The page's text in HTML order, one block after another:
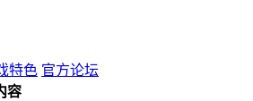
特色 官方论坛
容